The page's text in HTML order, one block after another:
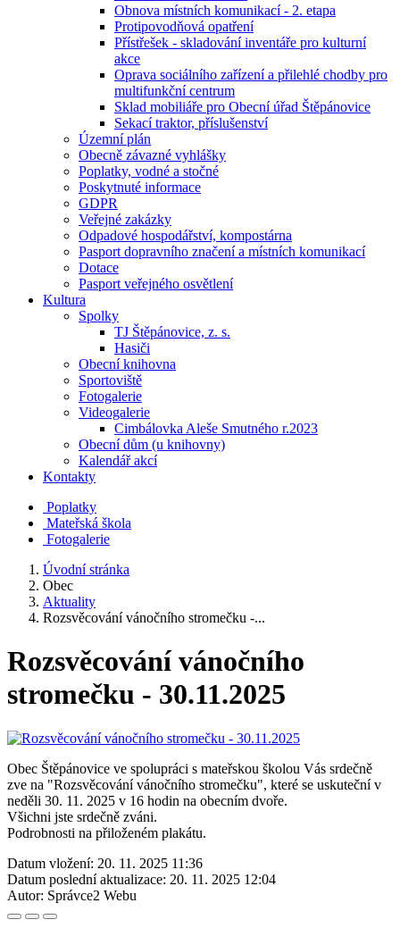
Obnova místních komunikací - 2. etapa
Protipovodňová opatření
Přístřešek - skladování inventáře pro kulturní
akce
Oprava sociálního zařízení a přilehlé chodby pro
multifunkční centrum
Sklad mobiliáře pro Obecní úřad Štěpánovice
Sekací traktor, příslušenství
Územní plán
Obecně závazné vyhlášky
Poplatky, vodné a stočné
Poskytnuté informace
GDPR
Veřejné zakázky
Odpadové hospodářství, kompostárna
Pasport dopravního značení a místních komunikací
Dotace
Pasport veřejného osvětlení
Kultura
Spolky
TJ Štěpánovice, z. s.
Hasiči
Obecní knihovna
Sportoviště
Fotogalerie
Videogalerie
Cimbálovka Aleše Smutného r.2023
Obecní dům (u knihovny)
Kalendář akcí
Kontakty
Poplatky
Mateřská škola
Fotogalerie
Úvodní stránka
Obec
Aktuality
Rozsvěcování vánočního stromečku -...
Rozsvěcování vánočního
stromečku - 30.11.2025
Obec Štěpánovice ve spolupráci s mateřskou školou Vás srdečně
zve na "Rozsvěcování vánočního stromečku", které se uskuteční v
neděli 30. 11. 2025 v 16 hodin na obecním dvoře.
Všichni jste srdečně zváni.
Podrobnosti na přiloženém plakátu.
Datum vložení: 20. 11. 2025 11:36
Datum poslední aktualizace: 20. 11. 2025 12:04
Autor: Správce2 Webu